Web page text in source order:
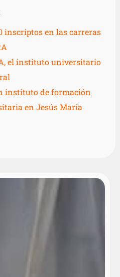
inscriptos en las carreras
el instituto universitario
instituto de formación
en Jesús María